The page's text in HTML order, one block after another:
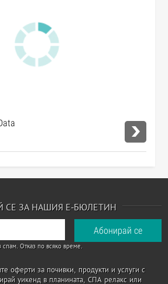
СЕ ЗА НАШИЯ Е-БЮЛЕТИН
спам. Отказ по всяко време.
оферти за почивки, продукти и услуги с
уикенд в планината, СПА релакс или